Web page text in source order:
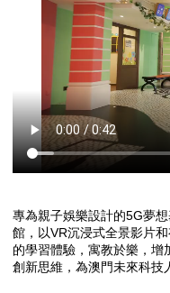
專為親子娛樂設計的5G夢
館，以VR沉浸式全景影片
的學習體驗，寓教於樂，增
創新思維，為澳門未來科技